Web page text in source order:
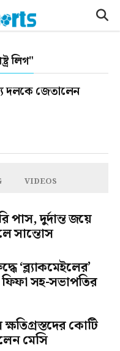
লিগ"
দলকে জেতালেন
VIDEOS
পাস, দুর্দান্ত জয়ে
সান্তোস
‘ব্ল্যাকমেইলের’
সহ-সভাপতির
কোটি
মেসি